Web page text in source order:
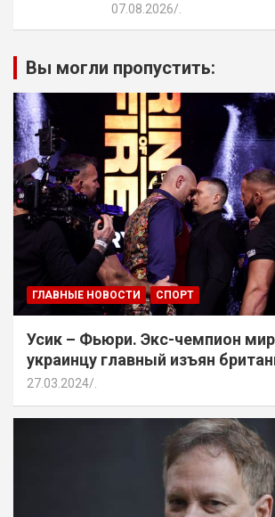
07.08.2026
Вы могли пропустить:
ГЛАВНЫЕ НОВОСТИ СПОРТ
Усик – Фьюри. Экс-чемпион
украинцу главный изъян
27.03.2024 .